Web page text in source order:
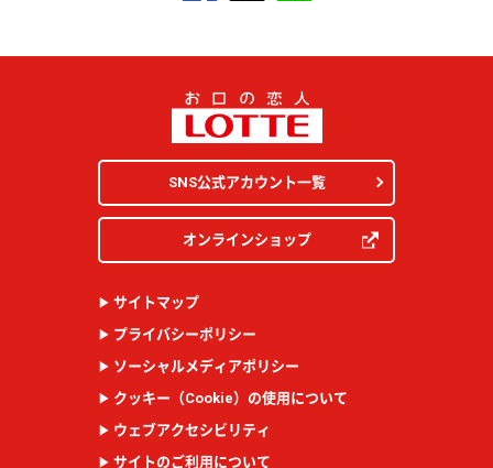
SNS公式アカウント一覧
オンラインショップ
サイトマップ
プライバシーポリシー
ソーシャルメディアポリシー
クッキー（Cookie）の使用について
ウェブアクセシビリティ
サイトのご利用について